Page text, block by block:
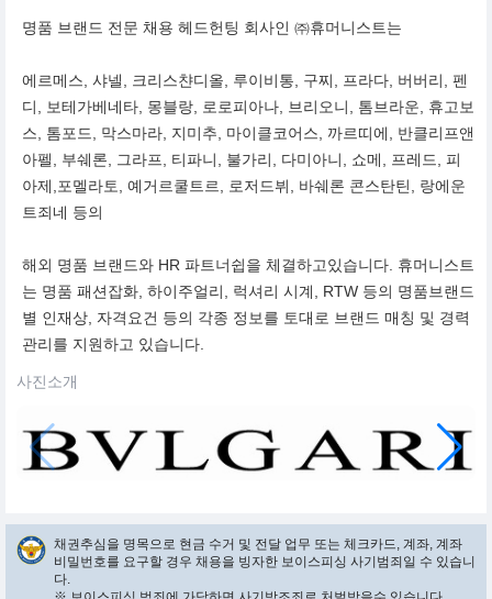
명품 브랜드 전문 채용 헤드헌팅 회사인 ㈜휴머니스트는
에르메스, 샤넬, 크리스챤디올, 루이비통, 구찌, 프라다, 버버리, 펜
디, 보테가베네타, 몽블랑, 로로피아나, 브리오니, 톰브라운, 휴고보
스, 톰포드, 막스마라, 지미추, 마이클코어스, 까르띠에, 반클리프앤
아펠, 부쉐론, 그라프, 티파니, 불가리, 다미아니, 쇼메, 프레드, 피
아제,포멜라토, 예거르쿨트르, 로저드뷔, 바쉐론 콘스탄틴, 랑에운
트죄네 등의
해외 명품 브랜드와 HR 파트너쉽을 체결하고있습니다. 휴머니스트
는 명품 패션잡화, 하이주얼리, 럭셔리 시계, RTW 등의 명품브랜드
별 인재상, 자격요건 등의 각종 정보를 토대로 브랜드 매칭 및 경력
관리를 지원하고 있습니다.
사진소개
채권추심을 명목으로 현금 수거 및 전달 업무 또는 체크카드, 계좌, 계좌
비밀번호를 요구할 경우 채용을 빙자한 보이스피싱 사기범죄일 수 있습니
다.